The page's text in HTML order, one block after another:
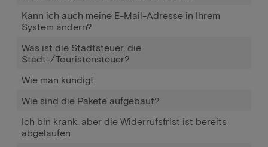
Kann ich auch meine E-Mail-Adresse in Ihrem
System ändern?
Was ist die Stadtsteuer, die
Stadt-/Touristensteuer?
Wie man kündigt
Wie sind die Pakete aufgebaut?
Ich bin krank, aber die Widerrufsfrist ist bereits
abgelaufen